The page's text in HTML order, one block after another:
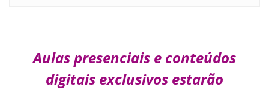
Aulas presenciais e conteúdos
digitais exclusivos estarão